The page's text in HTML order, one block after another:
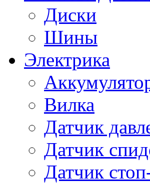
Диски
Шины
Электрика
Вилка
Датчик
Датчик
Датчик